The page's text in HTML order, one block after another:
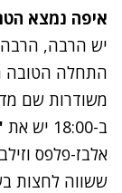
איפה נמצא
יש הרבה, הרבה
התחלה הטובה
משודרות שם
ב-18:00 יש את
אלבז-פלפס
ששווה לחצות